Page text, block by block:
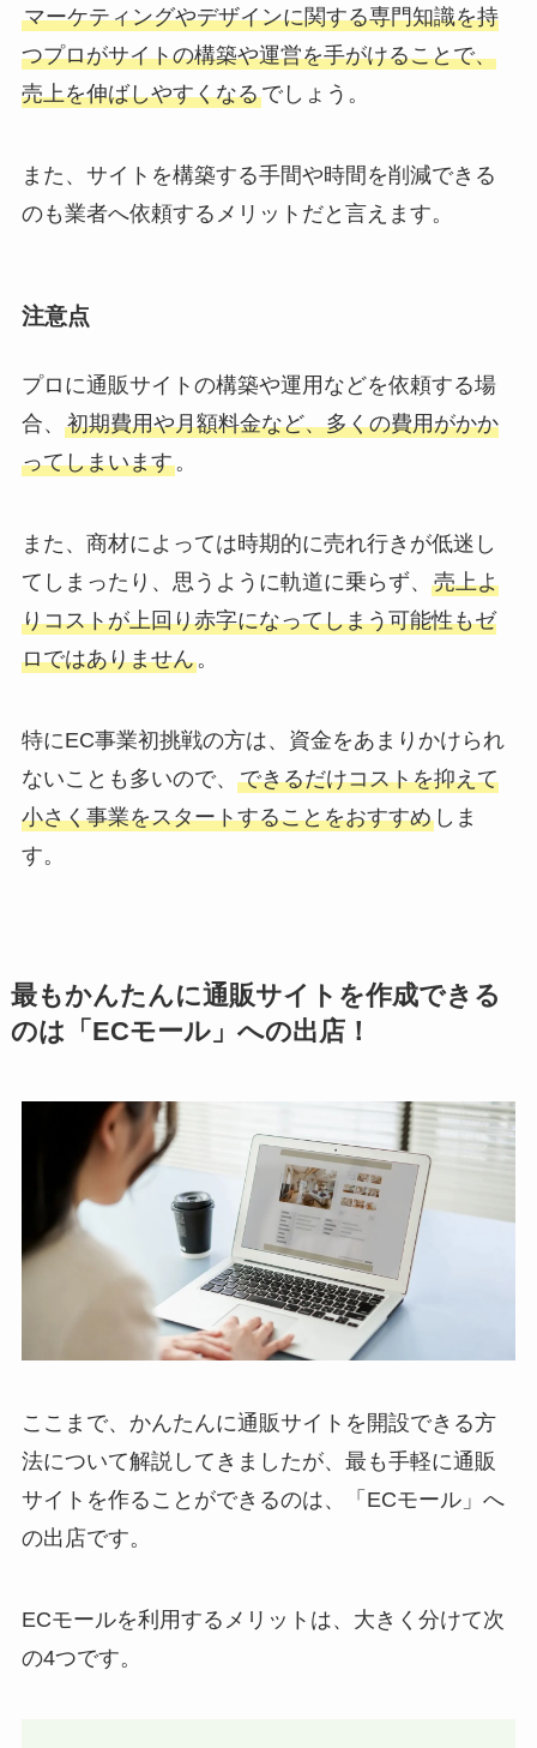
マーケティングやデザインに関する専門知識を持
つプロがサイトの構築や運営を手がけることで、
売上を伸ばしやすくなるでしょう。
また、サイトを構築する手間や時間を削減できる
のも業者へ依頼するメリットだと言えます。
注意点
プロに通販サイトの構築や運用などを依頼する場
合、 初期費用や月額料金など、多くの費用がかか
ってしまいます。
また、商材によっては時期的に売れ行きが低迷し
てしまったり、思うように軌道に乗らず、 売上よ
りコストが上回り赤字になってしまう可能性もゼ
ロではありません。
特にEC事業初挑戦の方は、資金をあまりかけられ
ないことも多いので、 できるだけコストを抑えて
小さく事業をスタートすることをおすすめしま
す。
最もかんたんに通販サイトを作成できる
のは「ECモール」への出店！
ここまで、かんたんに通販サイトを開設できる方
法について解説してきましたが、最も手軽に通販
サイトを作ることができるのは、「ECモール」へ
の出店です。
ECモールを利用するメリットは、大きく分けて次
の4つです。